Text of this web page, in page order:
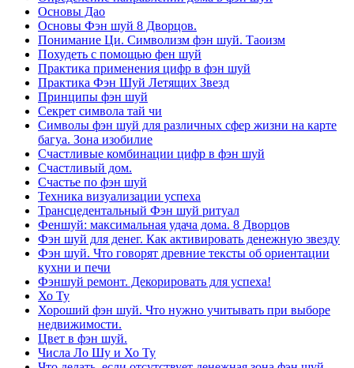
Основы Дао
Основы Фэн шуй 8 Дворцов.
Понимание Ци. Символизм фэн шуй. Таоизм
Похудеть с помощью фен шуй
Практика применения цифр в фэн шуй
Практика Фэн Шуй Летящих Звезд
Принципы фэн шуй
Секрет символа тай чи
Символы фэн шуй для различных сфер жизни на карте
багуа. Зона изобилие
Счастливые комбинации цифр в фэн шуй
Счастливый дом.
Счастье по фэн шуй
Техника визуализации успеха
Трансцедентальный Фэн шуй ритуал
Феншуй: максимальная удача дома. 8 Дворцов
Фэн шуй для денег. Как активировать денежную звезду
Фэн шуй. Что говорят древние тексты об ориентации
кухни и печи
Фэншуй ремонт. Декорировать для успеха!
Хо Ту
Хороший фэн шуй. Что нужно учитывать при выборе
недвижимости.
Цвет в фэн шуй.
Числа Ло Шу и Хо Ту